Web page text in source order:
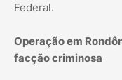
Federal.
Operação em
facção criminosa